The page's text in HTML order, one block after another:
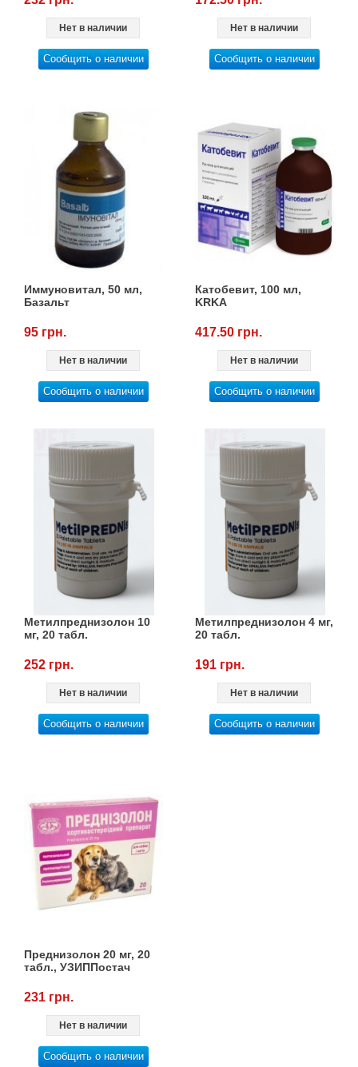
Нет в наличии
Сообщить о наличии
Нет в наличии
Сообщить о наличии
Иммуновитал, 50 мл,
Базальт
95 грн.
Нет в наличии
Сообщить о наличии
Катобевит, 100 мл,
KRKA
417.50 грн.
Нет в наличии
Сообщить о наличии
Метилпреднизолон 10
мг, 20 табл.
252 грн.
Нет в наличии
Сообщить о наличии
Метилпреднизолон 4 мг,
20 табл.
191 грн.
Нет в наличии
Сообщить о наличии
Преднизолон 20 мг, 20
табл., УЗИППостач
231 грн.
Нет в наличии
Сообщить о наличии